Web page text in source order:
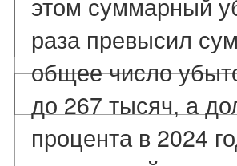
раза превысил
общее число
до 267 тысяч, а
процента в 2024